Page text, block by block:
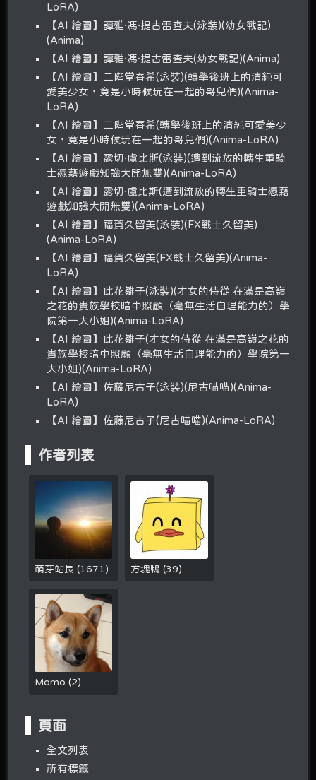
LoRA)
【AI 繪圖】譚雅·馮·提古雷查夫(泳裝)(幼女戰記)
(Anima)
【AI 繪圖】譚雅·馮·提古雷查夫(幼女戰記)(Anima)
【AI 繪圖】二階堂春希(泳裝)(轉學後班上的清純可
愛美少女，竟是小時候玩在一起的哥兒們)(Anima-
LoRA)
【AI 繪圖】二階堂春希(轉學後班上的清純可愛美少
女，竟是小時候玩在一起的哥兒們)(Anima-LoRA)
【AI 繪圖】露切·盧比斯(泳裝)(遭到流放的轉生重騎
士憑藉遊戲知識大開無雙)(Anima-LoRA)
【AI 繪圖】露切·盧比斯(遭到流放的轉生重騎士憑藉
遊戲知識大開無雙)(Anima-LoRA)
【AI 繪圖】福賀久留美(泳裝)(FX戰士久留美)
(Anima-LoRA)
【AI 繪圖】福賀久留美(FX戰士久留美)(Anima-
LoRA)
【AI 繪圖】此花雛子(泳裝)(才女的侍從 在滿是高嶺
之花的貴族學校暗中照顧（毫無生活自理能力的）學
院第一大小姐)(Anima-LoRA)
【AI 繪圖】此花雛子(才女的侍從 在滿是高嶺之花的
貴族學校暗中照顧（毫無生活自理能力的）學院第一
大小姐)(Anima-LoRA)
【AI 繪圖】佐藤尼古子(泳裝)(尼古喵喵)(Anima-
LoRA)
【AI 繪圖】佐藤尼古子(尼古喵喵)(Anima-LoRA)
作者列表
萌芽站長(1671 ) 方塊鴨(39)
Momo(2)
頁面
全文列表
所有標籤